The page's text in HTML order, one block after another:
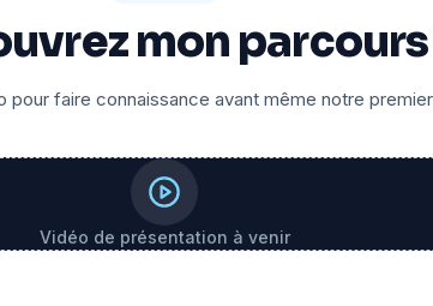
mon parcours
pour faire connaissance avant même notre
Vidéo de présentation à venir